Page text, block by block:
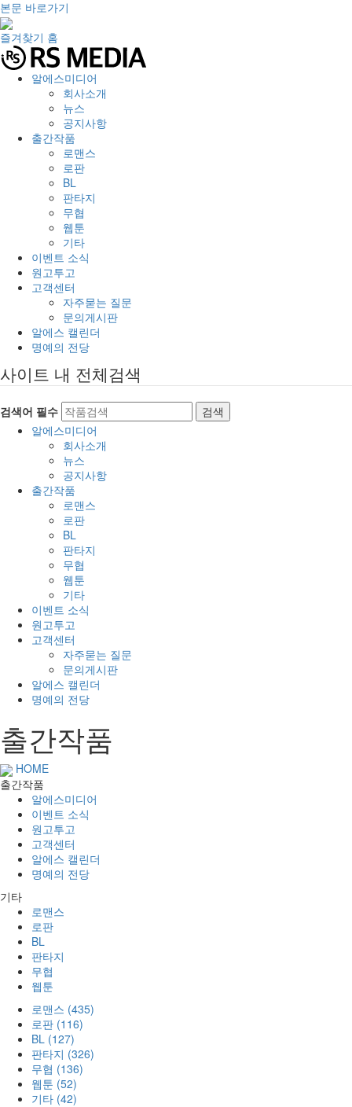
본문 바로가기
즐겨찾기 홈
알에스미디어
회사소개
뉴스
공지사항
출간작품
로맨스
로판
BL
판타지
무협
웹툰
기타
이벤트 소식
원고투고
고객센터
자주묻는 질문
문의게시판
알에스 캘린더
명예의 전당
사이트 내 전체검색
검색어 필수
검색
알에스미디어
회사소개
뉴스
공지사항
출간작품
로맨스
로판
BL
판타지
무협
웹툰
기타
이벤트 소식
원고투고
고객센터
자주묻는 질문
문의게시판
알에스 캘린더
명예의 전당
출간작품
HOME
출간작품
알에스미디어
이벤트 소식
원고투고
고객센터
알에스 캘린더
명예의 전당
기타
로맨스
로판
BL
판타지
무협
웹툰
로맨스 (435)
로판 (116)
BL (127)
판타지 (326)
무협 (136)
웹툰 (52)
기타 (42)